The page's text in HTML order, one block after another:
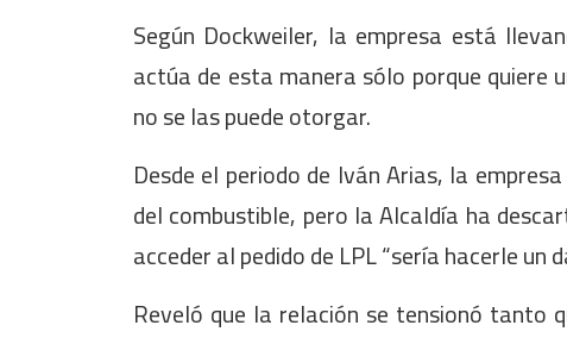
Según Dockweiler, la empresa está
actúa de esta manera sólo porque quiere
no se las puede otorgar.
Desde el periodo de Iván Arias, la
del combustible, pero la Alcaldía ha
acceder al pedido de LPL “sería hacerle un
Reveló que la relación se tensionó tanto